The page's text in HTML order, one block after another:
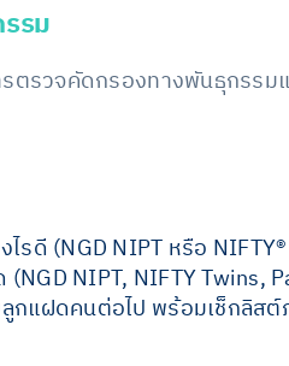
รม
รวจคัดกรองทางพันธุกรรมแ
รดี (NGD NIPT หรือ
NIPT, NIFTY Twins,
แฝดคนต่อไป พร้อมเช็กลิส